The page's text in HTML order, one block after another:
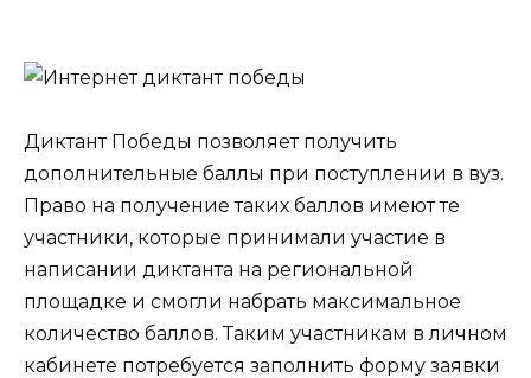
Диктант Победы позволяет получить
дополнительные баллы при поступлении в вуз.
Право на получение таких баллов имеют те
участники, которые принимали участие в
написании диктанта на региональной
площадке и смогли набрать максимальное
количество баллов. Таким участникам в личном
кабинете потребуется заполнить форму заявки